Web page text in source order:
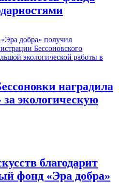
наградила
экологическую
благодарит
фонд «Эра добра»